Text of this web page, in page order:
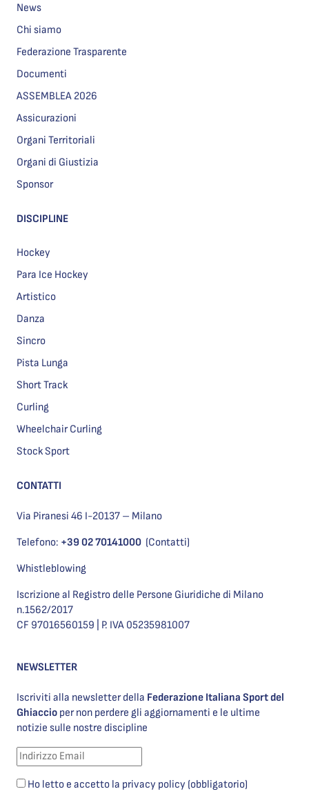
News
Chi siamo
Federazione Trasparente
Documenti
ASSEMBLEA 2026
Assicurazioni
Organi Territoriali
Organi di Giustizia
Sponsor
DISCIPLINE
Hockey
Para Ice Hockey
Artistico
Danza
Sincro
Pista Lunga
Short Track
Curling
Wheelchair Curling
Stock Sport
CONTATTI
Via Piranesi 46 I-20137 – Milano
Telefono: +39 02 70141000 (Contatti)
Whistleblowing
Iscrizione al Registro delle Persone Giuridiche di Milano
n.1562/2017
CF 97016560159 | P. IVA 05235981007
NEWSLETTER
Iscriviti alla newsletter della Federazione Italiana Sport del
Ghiaccio per non perdere gli aggiornamenti e le ultime
notizie sulle nostre discipline
Ho letto e accetto la privacy policy (obbligatorio)